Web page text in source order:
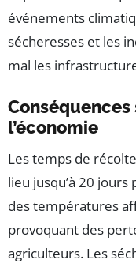
événements
sécheresses et les
mal les
l’économie
Les temps de
lieu jusqu’à 20 jours
des températures
provoquant des
agriculteurs. Les